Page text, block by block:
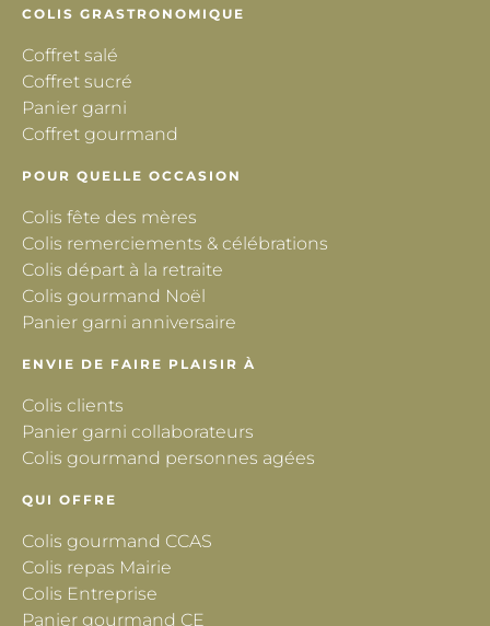
COLIS GRASTRONOMIQUE
Coffret salé
Coffret sucré
Panier garni
Coffret gourmand
POUR QUELLE OCCASION
Colis fête des mères
Colis remerciements & célébrations
Colis départ à la retraite
Colis gourmand Noël
Panier garni anniversaire
ENVIE DE FAIRE PLAISIR À
Colis clients
Panier garni collaborateurs
Colis gourmand personnes agées
QUI OFFRE
Colis gourmand CCAS
Colis repas Mairie
Colis Entreprise
Panier gourmand CE